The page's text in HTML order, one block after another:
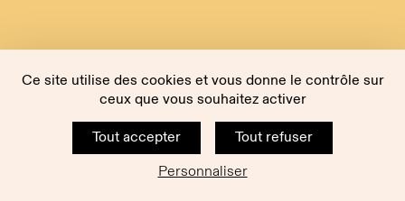
Ce site utilise des cookies et vous donne le contrôle sur
ceux que vous souhaitez activer
Tout accepter
Tout refuser
Personnaliser